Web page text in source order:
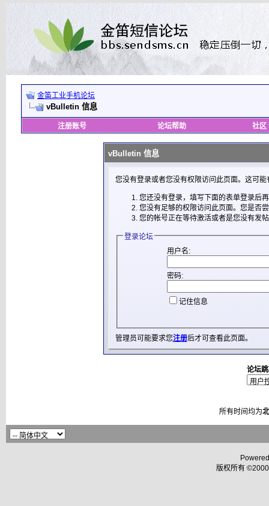
金笛工业手机论坛
vBulletin 信息
注册账号 论坛帮助 社区
vBulletin 信息
您没有登录或者您没有权限访问此页面。这可能
您还没有登录，填写下面的表单登录后
您没有足够的权限访问此页面。您是否
您的帐号正在等待激活或者是您没有发
登录论坛
用户名:
密码:
记住信息
管理员可能要求您注册后才可查看此页面。
论坛
所有时间均为
版权所有